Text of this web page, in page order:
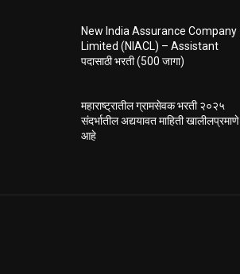
New India Assurance Company
Limited (NIACL) – Assistant
पदासाठी भरती (500 जागा)
महाराष्ट्रातील ग्रामसेवक भरती २०२५
संदर्भातील अद्ययावत माहिती खालीलप्रमाणे
आहे